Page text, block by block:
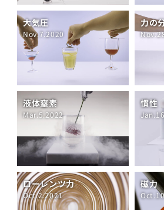
大気圧
Nov.7.2020
力の
液体窒素
Mar.5.2022
慣性
ローレンツ力
Oct.2.2021
磁力